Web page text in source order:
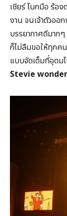
เชียร์ โบกมือ ร้อ
งาน จนเจ้าตัวออ
บรรยากาศดีมาก
ก็ไม่ลืมขอให้ทุกค
แบบจัดเต็มที่อุดม
Stevie